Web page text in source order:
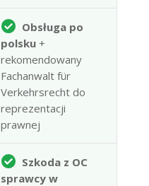
Obsługa po
polsku+
rekomendowany
Fachanwalt für
Verkehrsrecht do
reprezentacji
prawnej
Szkoda z OC
sprawcy w